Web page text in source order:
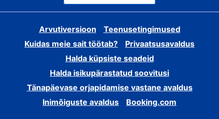
Arvutiversioon
Teenusetingimused
Kuidas meie sait töötab?
Privaatsusavaldus
Halda küpsiste seadeid
Halda isikupärastatud soovitusi
Tänapäevase orjapidamise vastane avaldus
Inimõiguste avaldus
Booking.com